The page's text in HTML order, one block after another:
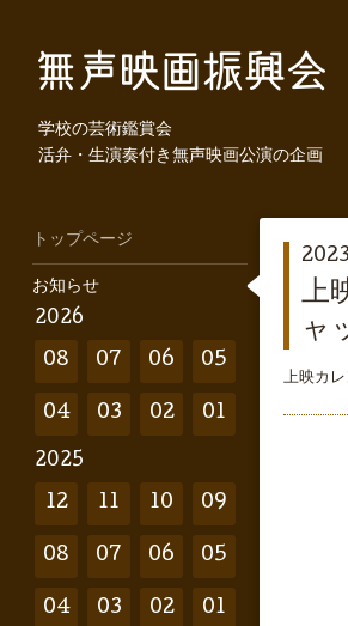
学校の芸術鑑賞会
活弁・生演奏付き無声映画公演の企画
上
ャ
上映カレ
トップページ
お知らせ
2026
08 07 06 05
04 03 02 01
2025
12 11 10 09
08 07 06 05
04 03 02 01